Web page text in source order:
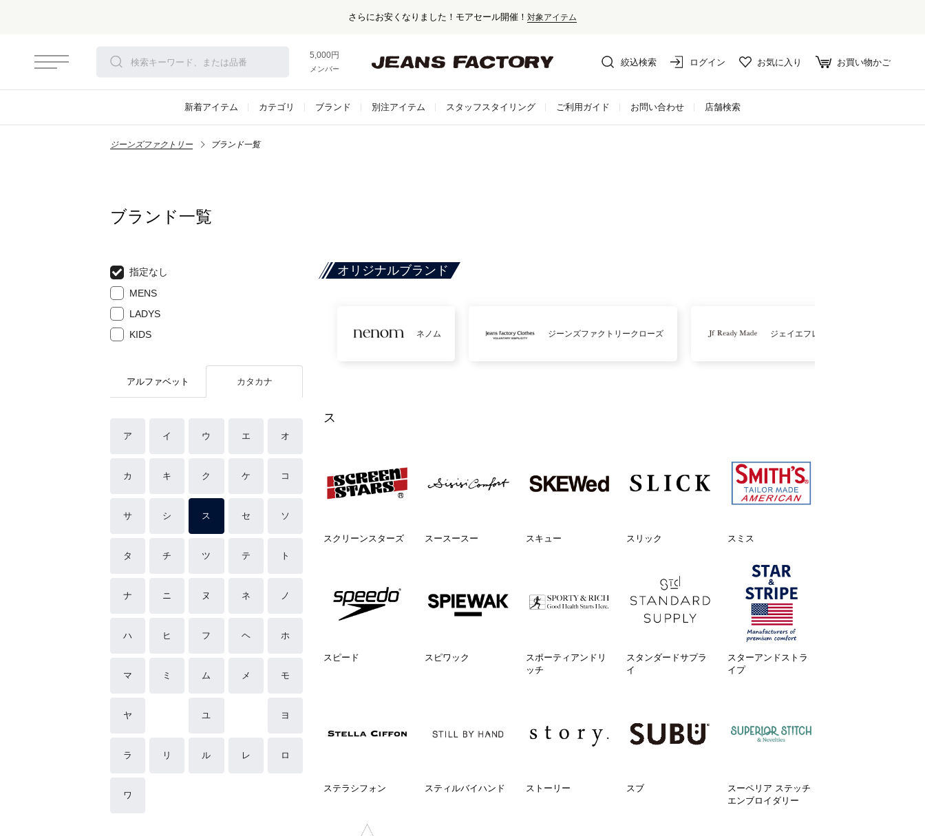
さらにお安くなりました！モアセール開催！対象アイテム
5,000円以上お買い上げで送料無料！
メンバー登録でお得な情報をゲット。さらに詳しく
絞込検索 ログイン お気に入り お買い物かご
新着アイテム カテゴリ ブランド 別注アイテム スタッフスタイリング ご利用ガイド お問い合わせ 店舗検索
ジーンズファクトリー ブランド一覧
ブランド一覧
指定なし
MENS
LADYS
KIDS
アルファベット カタカナ
ア イ ウ エ オ
カ キ ク ケ コ
サ シ ス セ ソ
タ チ ツ テ ト
ナ ニ ヌ ネ ノ
ハ ヒ フ ヘ ホ
マ ミ ム メ モ
ヤ ユ ヨ
ラ リ ル レ ロ
ワ
オリジナルブランド
ネノム ジーンズファクトリークローズ ジェイエフレディメイド
ス
スクリーンスターズ スースースー スキュー スリック スミス
スピード スピワック
スポーティアンドリ
ッチ
スタンダードサプラ
イ
スターアンドストラ
イプ
ステラシフォン スティルバイハンド ストーリー スブ
スーペリア ステッチ
エンブロイダリー